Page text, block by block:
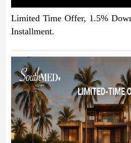
Limited Time Offer, 1.5%
Installment.